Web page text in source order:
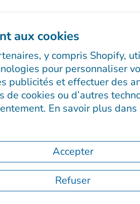
aux cookies
y compris Shopify,
pour personnaliser
publicités et effectuer des
de cookies ou d’autres
En savoir plus
Accepter
Refuser